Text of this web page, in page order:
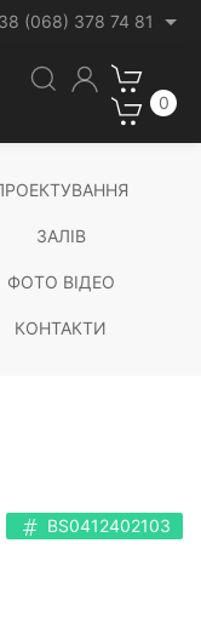
(068) 378 74 81
0
ЗАЛІВ
ФОТО ВІДЕО
КОНТАКТИ
BS0412402103